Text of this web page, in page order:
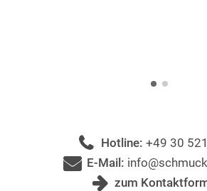
Hotline: +49 30
E-Mail:
zum